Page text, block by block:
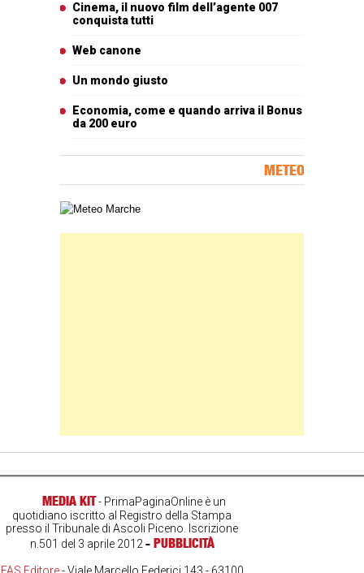
Cinema, il nuovo film dell’agente 007
conquista tutti
Web canone
Un mondo giusto
Economia, come e quando arriva il Bonus
da 200 euro
METEO
Carta meteorologica delle Marche
MEDIA KIT- PrimaPaginaOnline è un
quotidiano iscritto al Registro della Stampa
presso il Tribunale di Ascoli Piceno. Iscrizione
n.501 del 3 aprile 2012- PUBBLICITÀ